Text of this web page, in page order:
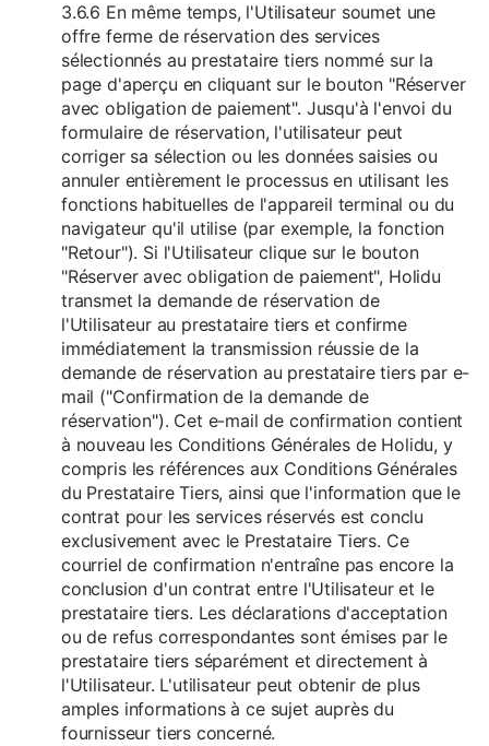
3.6.6 En même temps, l'Utilisateur soumet une
offre ferme de réservation des services
sélectionnés au prestataire tiers nommé sur la
page d'aperçu en cliquant sur le bouton "Réserver
avec obligation de paiement". Jusqu'à l'envoi du
formulaire de réservation, l'utilisateur peut
corriger sa sélection ou les données saisies ou
annuler entièrement le processus en utilisant les
fonctions habituelles de l'appareil terminal ou du
navigateur qu'il utilise (par exemple, la fonction
"Retour"). Si l'Utilisateur clique sur le bouton
"Réserver avec obligation de paiement", Holidu
transmet la demande de réservation de
l'Utilisateur au prestataire tiers et confirme
immédiatement la transmission réussie de la
demande de réservation au prestataire tiers par e-
mail ("Confirmation de la demande de
réservation"). Cet e-mail de confirmation contient
à nouveau les Conditions Générales de Holidu, y
compris les références aux Conditions Générales
du Prestataire Tiers, ainsi que l'information que le
contrat pour les services réservés est conclu
exclusivement avec le Prestataire Tiers. Ce
courriel de confirmation n'entraîne pas encore la
conclusion d'un contrat entre l'Utilisateur et le
prestataire tiers. Les déclarations d'acceptation
ou de refus correspondantes sont émises par le
prestataire tiers séparément et directement à
l'Utilisateur. L'utilisateur peut obtenir de plus
amples informations à ce sujet auprès du
fournisseur tiers concerné.